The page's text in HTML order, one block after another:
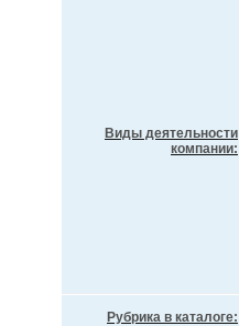
Виды деятельности
компании:
Рубрика в каталоге: